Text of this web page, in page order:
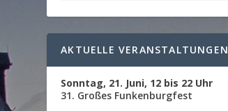
AKTUELLE VERANSTALTUNGEN
Sonntag, 21. Juni, 12 bis 22 Uhr
31. Großes Funkenburgfest